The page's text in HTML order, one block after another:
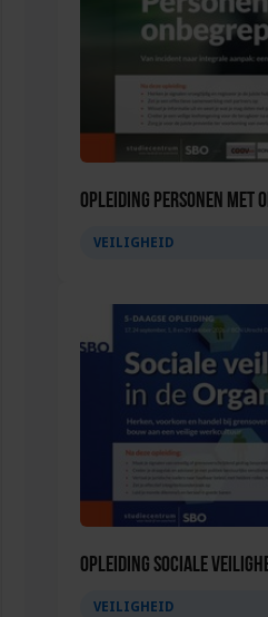
Opleiding Personen met
VEILIGHEID
Opleiding Sociale
VEILIGHEID